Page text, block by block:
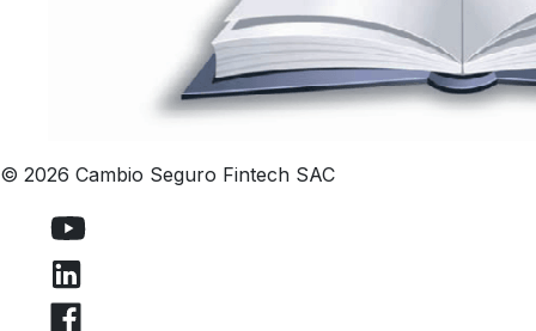
© 2026 Cambio Seguro Fintech SAC